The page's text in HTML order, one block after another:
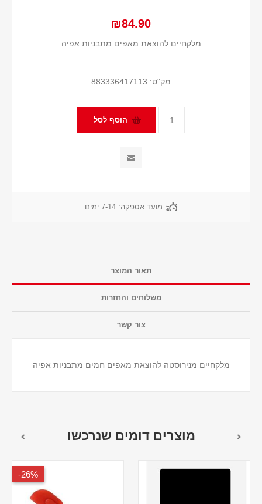
₪84.90
מלקחיים להוצאת מאפים מתבניות אפיה
מק"ט: 883336417113
מועד אספקה: 7-14 ימים
תאור המוצר
משלוחים והחזרות
צור קשר
מלקחיים מנירוסטה להוצאת מאפים חמים מתבניות אפיה
מוצרים דומים שנרכשו
26%-